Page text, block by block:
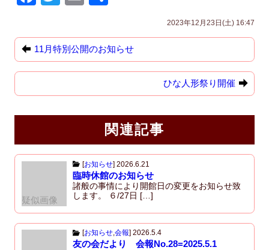
c
e
b
o
o
tt
er
ail
2023年12月23日(土) 16:47
11月特別公開のお知らせ
ひな人形祭り開催
関連記事
疑似画像
[お知らせ] 2026.6.21
臨時休館のお知らせ
諸般の事情により開館日の変更をお知らせ致
します。 ６/27日 […]
[お知らせ,会報] 2026.5.4
友の会だより 会報No.28=2025.5.1